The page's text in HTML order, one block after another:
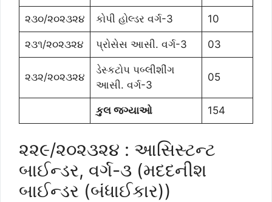
૨૩૦/૨૦૨૩૨૪ કોપી હોલ્ડર વર્ગ-3 10
૨૩૧/૨૦૨૩૨૪ પ્રોસેસ આસી. વર્ગ-3 03
૨૩૨/૨૦૨૩૨૪
ડેસ્કટોપ પબ્લીશીંગ
આસી. વર્ગ-3
05
કુલ જગ્યાઓ 154
૨૨૯/૨૦૨૩૨૪ : આસિસ્ટન્ટ
બાઈન્ડર, વર્ગ-૩ (મદદનીશ
બાઈન્ડર (બંધાઈકાર))